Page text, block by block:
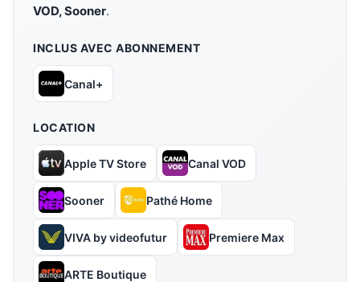
VOD, Sooner.
INCLUS AVEC ABONNEMENT
Canal+
LOCATION
Apple TV Store Canal VOD
Sooner Pathé Home
VIVA by videofutur Premiere Max
ARTE Boutique